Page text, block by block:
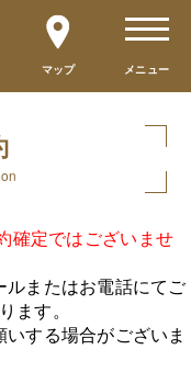
確定ではございませ
またはお電話にてご
ます。
する場合がございま
toggle
マップ メニュー